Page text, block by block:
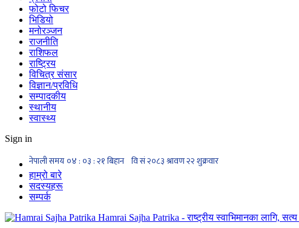
फोटो फिचर
भिडियो
मनोरञ्जन
राजनीति
राशिफल
राष्ट्रिय
विचित्र संसार
विज्ञान/प्रविधि
सम्पादकीय
स्थानीय
स्वास्थ्य
Sign in
हाम्रो बारे
सदस्यहरू
सम्पर्क
Hamrai Sajha Patrika - राष्ट्रीय स्वाभिमानका लागि, सत्य